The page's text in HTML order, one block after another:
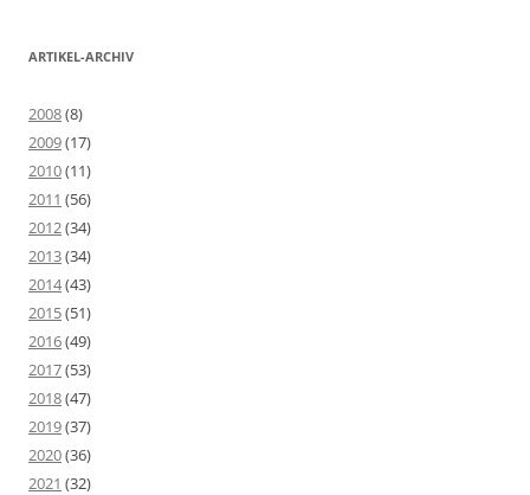
ARTIKEL-ARCHIV
2008(8)
2009(17)
2010(11)
2011 (56)
2012(34)
2013(34)
2014(43)
2015(51)
2016(49)
2017(53)
2018(47)
2019(37)
2020(36)
2021 (32)